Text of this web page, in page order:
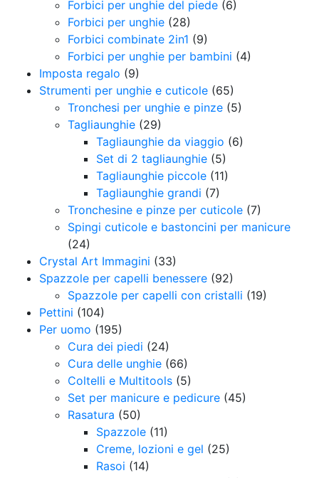
Forbici per unghie del piede (6)
Forbici per unghie (28)
Forbici combinate 2in1 (9)
Forbici per unghie per bambini (4)
Imposta regalo (9)
Strumenti per unghie e cuticole (65)
Tronchesi per unghie e pinze (5)
Tagliaunghie (29)
Tagliaunghie da viaggio (6)
Set di 2 tagliaunghie (5)
Tagliaunghie piccole (11)
Tagliaunghie grandi (7)
Tronchesine e pinze per cuticole (7)
Spingi cuticole e bastoncini per manicure
(24)
Crystal Art Immagini (33)
Spazzole per capelli benessere (92)
Spazzole per capelli con cristalli (19)
Pettini (104)
Per uomo (195)
Cura dei piedi (24)
Cura delle unghie (66)
Coltelli e Multitools (5)
Set per manicure e pedicure (45)
Rasatura (50)
Spazzole (11)
Creme, lozioni e gel (25)
Rasoi (14)